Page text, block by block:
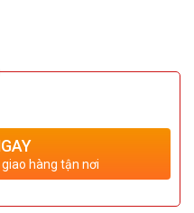
hàng tận nơi